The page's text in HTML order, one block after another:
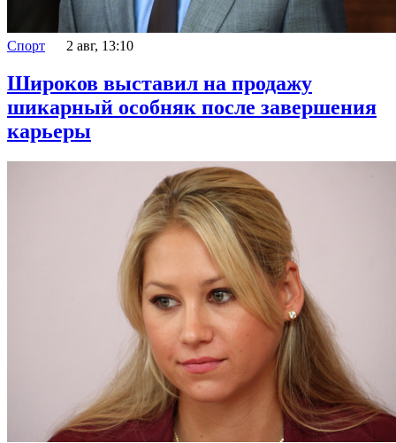
Спорт 2 авг, 13:10
Широков выставил на продажу
шикарный особняк после завершения
карьеры